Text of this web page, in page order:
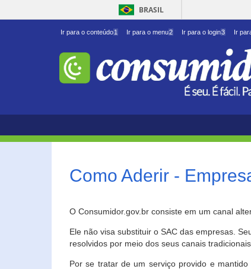
BRASIL
Ir para o conteúdo1 Ir para o menu2 Ir para o login3 Ir
Como Aderir -
O Consumidor.gov.br consiste em um canal
Ele não visa substituir o SAC das empresas.
resolvidos por meio dos seus canais
Por se tratar de um serviço provido e